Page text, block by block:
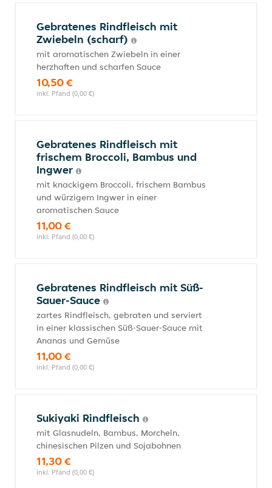
Gebratenes Rindfleisch mit
Zwiebeln (scharf)
mit aromatischen Zwiebeln in einer
herzhaften und scharfen Sauce
10,50 €
inkl. Pfand (0,00 €)
Gebratenes Rindfleisch mit
frischem Broccoli, Bambus und
Ingwer
mit knackigem Broccoli, frischem Bambus
und würzigem Ingwer in einer
aromatischen Sauce
11,00 €
inkl. Pfand (0,00 €)
Gebratenes Rindfleisch mit Süß-
Sauer-Sauce
zartes Rindfleisch, gebraten und serviert
in einer klassischen Süß-Sauer-Sauce mit
Ananas und Gemüse
11,00 €
inkl. Pfand (0,00 €)
Sukiyaki Rindfleisch
mit Glasnudeln, Bambus, Morcheln,
chinesischen Pilzen und Sojabohnen
11,30 €
inkl. Pfand (0,00 €)